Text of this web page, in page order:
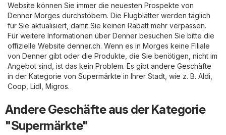
Website können Sie immer die neuesten Prospekte von
Denner Morges durchstöbern. Die Flugblätter werden täglich
für Sie aktualisiert, damit Sie keinen Rabatt mehr verpassen.
Für weitere Informationen über Denner besuchen Sie bitte die
offizielle Website denner.ch. Wenn es in Morges keine Filiale
von Denner gibt oder die Produkte, die Sie benötigen, nicht im
Angebot sind, ist das kein Problem. Es gibt andere Geschäfte
in der Kategorie von Supermärkte in Ihrer Stadt, wie z. B. Aldi
Coop Lidl Migros.
Andere Geschäfte aus der Kategorie
"Supermärkte"